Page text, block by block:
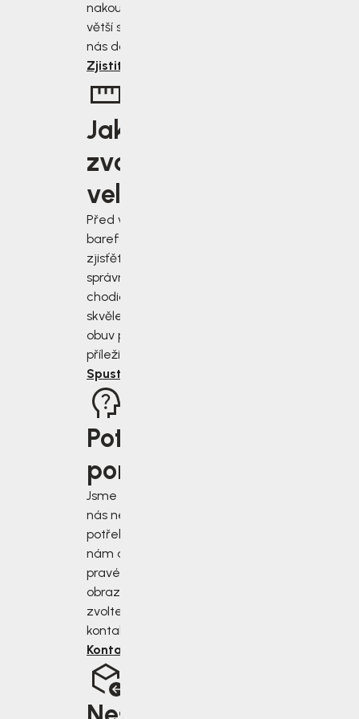
nakoupíte, tím
větší slevu od
nás dostanete.
Zjistit více
Jakou
zvolit
velikost?
Před výběrem
barefoot bot
zjisťěte jak
správně změřit
chodidla a vybrat
skvěle padnoucí
obuv pro každou
příležitost.
Spustit rádce
Potřebujete
poradit?
Jsme tu pro vás, když
nás nejvíce
potřebujete. Napište
nám do chatu v
pravém dolním rohu
obrazovky, nebo
zvolte jiný druh
kontaktu.
Kontaktujte nás